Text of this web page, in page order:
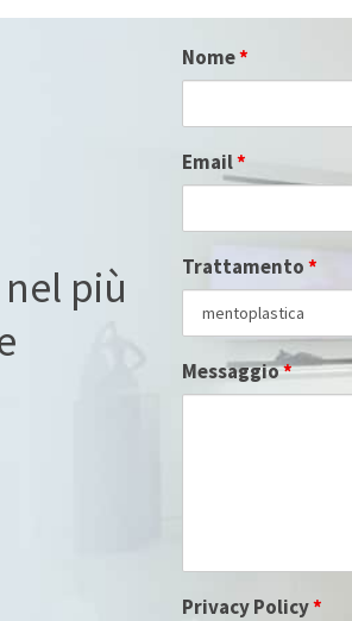
più
Nome*
Email*
Trattamento*
Messaggio*
Privacy Policy*